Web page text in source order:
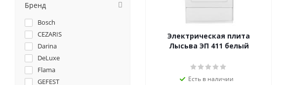
Электрическая плита
Лысьва ЭП 411 белый
Есть в наличии
Бренд
Bosch
CEZARIS
Darina
DeLuxe
Flama
GEFEST